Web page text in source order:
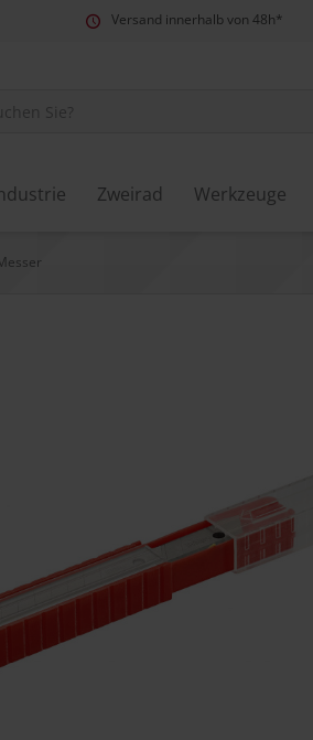
Versand innerhalb von 48h*
Zweirad Werkzeuge